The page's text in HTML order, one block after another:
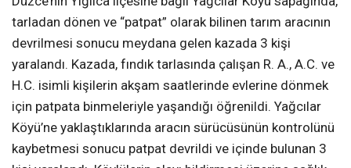
tarladan dönen ve “patpat” olarak bilinen tarım aracının
devrilmesi sonucu meydana gelen kazada 3 kişi
yaralandı. Kazada, fındık tarlasında çalışan R. A., A.C. ve
H.C. isimli kişilerin akşam saatlerinde evlerine dönmek
için patpata binmeleriyle yaşandığı öğrenildi. Yağcılar
Köyü’ne yaklaştıklarında aracın sürücüsünün kontrolünü
kaybetmesi sonucu patpat devrildi ve içinde bulunan 3